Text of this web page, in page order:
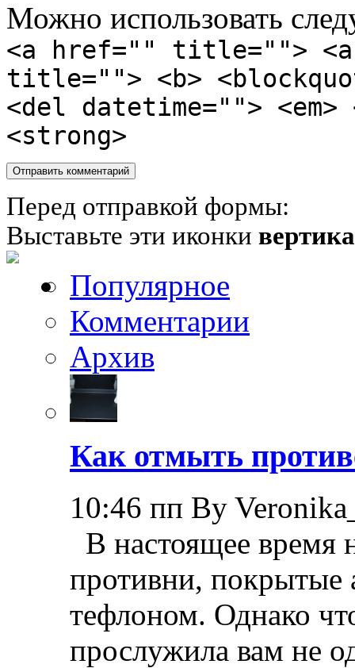
Можно использовать
<a href="" title="">
title=""> <b>
<del datetime="">
<strong>
Перед отправкой формы:
Выставьте эти иконки
Популярное
Комментарии
Архив
Как отмыть
10:46 пп By
В настоящее время
противни, покрытые
тефлоном. Однако
прослужила вам не